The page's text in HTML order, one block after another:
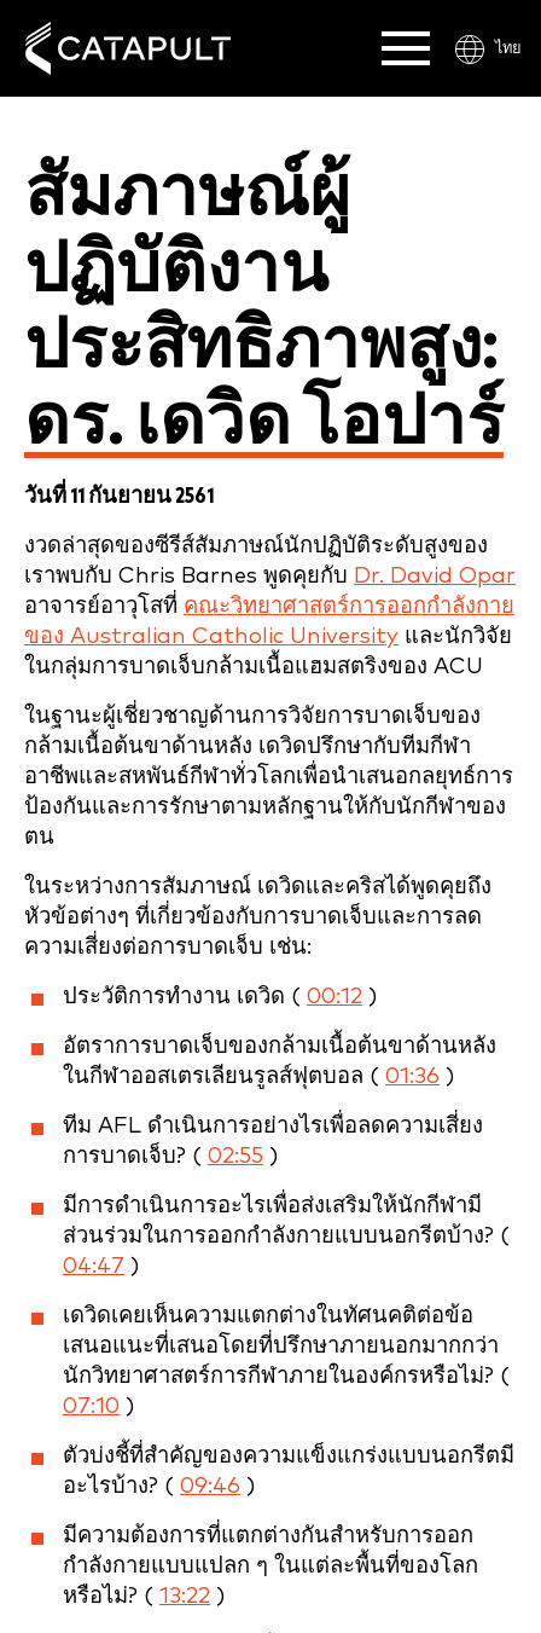
ไทย
สัมภาษณ์ผู้
ปฏิบัติงาน
ประสิทธิภาพสูง:
ดร. เดวิด โอปาร์
วันที่ 11 กันยายน 2561
งวดล่าสุดของซีรีส์สัมภาษณ์นักปฏิบัติระดับสูงของ
เราพบกับ Chris Barnes พูดคุยกับ Dr. David Opar
อาจารย์อาวุโสที่ คณะวิทยาศาสตร์การออกกำลังกาย
ของ Australian Catholic University และนักวิจัย
ในกลุ่มการบาดเจ็บกล้ามเนื้อแฮมสตริงของ ACU
ในฐานะผู้เชี่ยวชาญด้านการวิจัยการบาดเจ็บของ
กล้ามเนื้อต้นขาด้านหลัง เดวิดปรึกษากับทีมกีฬา
อาชีพและสหพันธ์กีฬาทั่วโลกเพื่อนำเสนอกลยุทธ์การ
ป้องกันและการรักษาตามหลักฐานให้กับนักกีฬาของ
ตน
ในระหว่างการสัมภาษณ์ เดวิดและคริสได้พูดคุยถึง
หัวข้อต่างๆ ที่เกี่ยวข้องกับการบาดเจ็บและการลด
ความเสี่ยงต่อการบาดเจ็บ เช่น:
ประวัติการทำงาน เดวิด ( 00:12 )
อัตราการบาดเจ็บของกล้ามเนื้อต้นขาด้านหลัง
ในกีฬาออสเตรเลียนรูลส์ฟุตบอล ( 01:36 )
ทีม AFL ดำเนินการอย่างไรเพื่อลดความเสี่ยง
การบาดเจ็บ? ( 02:55 )
มีการดำเนินการอะไรเพื่อส่งเสริมให้นักกีฬามี
ส่วนร่วมในการออกกำลังกายแบบนอกรีตบ้าง? (
04:47 )
เดวิดเคยเห็นความแตกต่างในทัศนคติต่อข้อ
เสนอแนะที่เสนอโดยที่ปรึกษาภายนอกมากกว่า
นักวิทยาศาสตร์การกีฬาภายในองค์กรหรือไม่? (
07:10 )
ตัวบ่งชี้ที่สำคัญของความแข็งแกร่งแบบนอกรีตมี
อะไรบ้าง? ( 09:46 )
มีความต้องการที่แตกต่างกันสำหรับการออก
กำลังกายแบบแปลก ๆ ในแต่ละพื้นที่ของโลก
หรือไม่? ( 13:22 )